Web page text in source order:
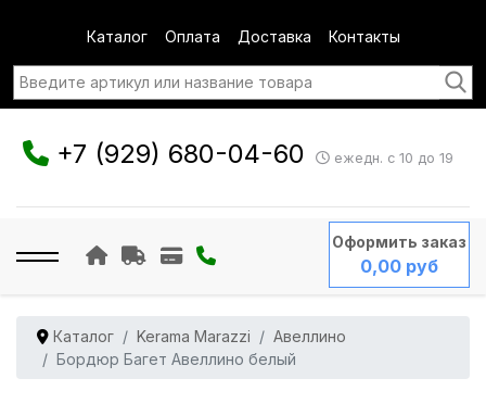
Каталог Оплата Доставка Контакты
+7 (929) 680-04-60 ежедн. с 10 до 19
Оформить заказ
0,00 руб
Каталог Kerama Marazzi
Авеллино
Бордюр Багет Авеллино белый